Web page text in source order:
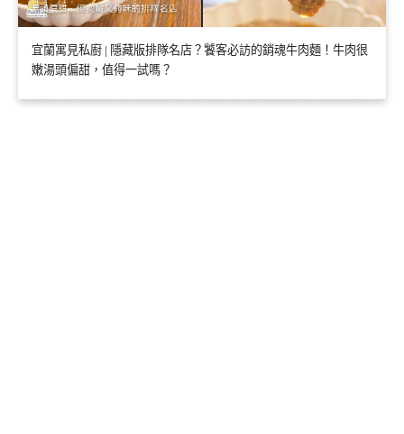
宜蘭寓見私廚 | 隱藏版排隊名店？饕客必訪的銷魂牛肉麵！牛肉很
嫩湯頭偏甜，值得一試嗎？